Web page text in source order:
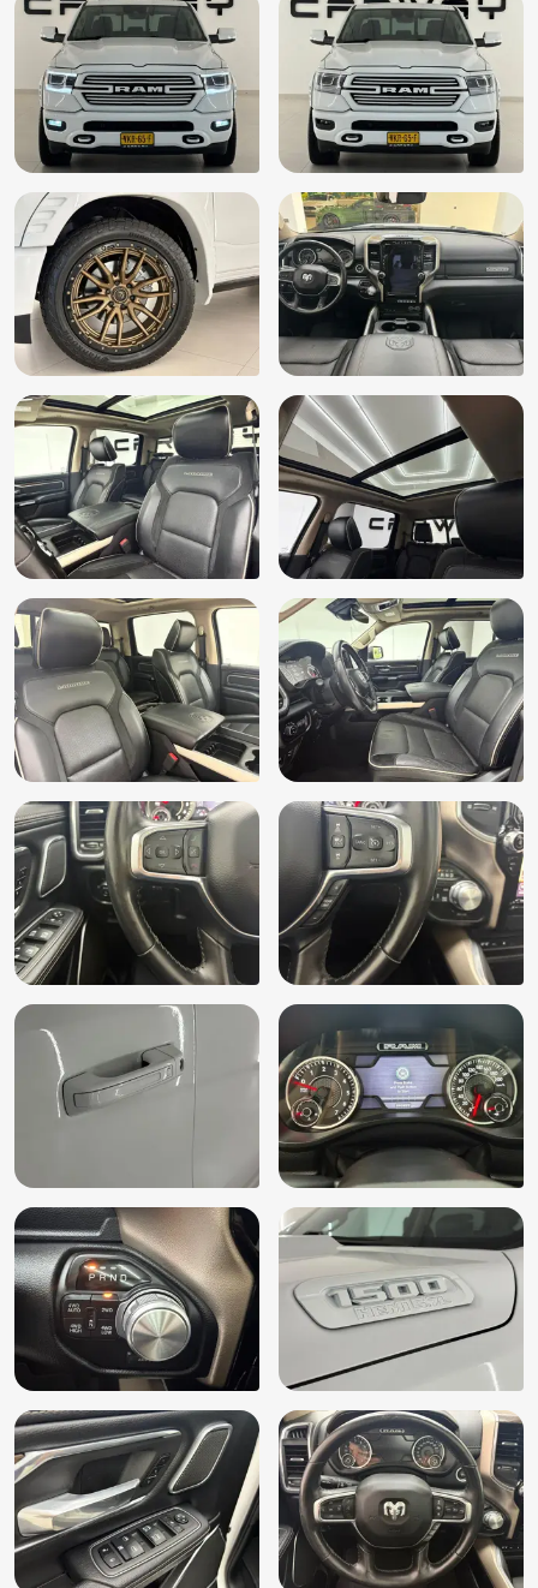
Mistlampen voor
Multimedia-voorbereiding
Open dak
Parkeersensor achter
Parkeersensor voor
Schuif-/kanteldak
Stoel ventilatie voor
Stuurbekrachtiging
Stuur leder
Stuur multifunctioneel
Stuur verstelbaar
Stuur verwarmd
Voorstoelen verwarmd